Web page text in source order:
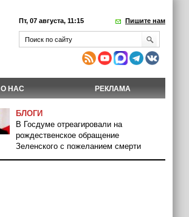
Пт, 07 августа, 11:15 Пишите нам
О НАС РЕКЛАМА
БЛОГИ
В Госдуме отреагировали на
рождественское обращение
Зеленского с пожеланием смерти